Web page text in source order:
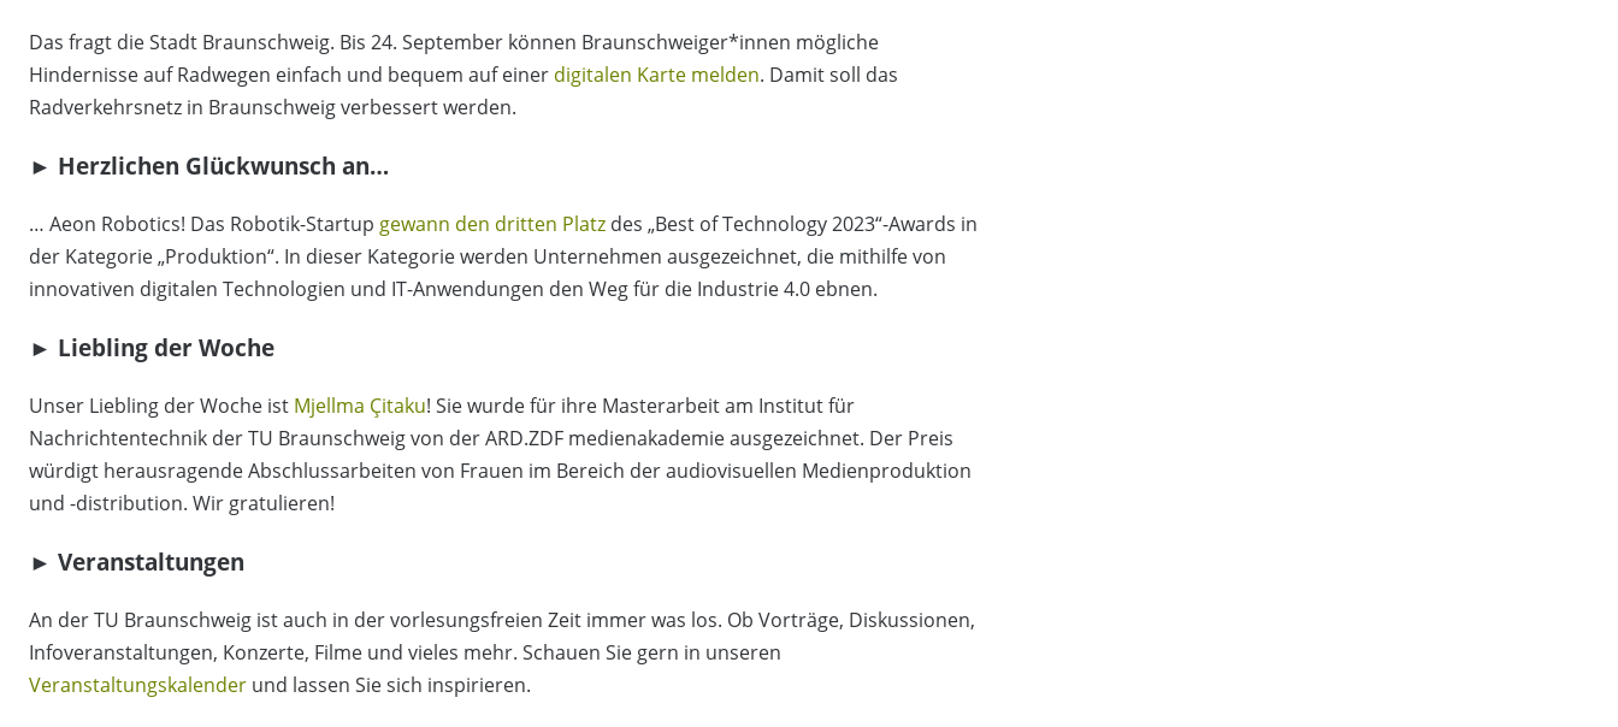
Das fragt die Stadt Braunschweig. Bis 24. September können Braunschweiger*innen mögliche
Hindernisse auf Radwegen einfach und bequem auf einer digitalen Karte melden. Damit soll das
Radverkehrsnetz in Braunschweig verbessert werden.
► Herzlichen Glückwunsch an…
… Aeon Robotics! Das Robotik-Startup gewann den dritten Platz des „Best of Technology 2023“-Awards in
der Kategorie „Produktion“. In dieser Kategorie werden Unternehmen ausgezeichnet, die mithilfe von
innovativen digitalen Technologien und IT-Anwendungen den Weg für die Industrie 4.0 ebnen.
► Liebling der Woche
Unser Liebling der Woche ist Mjellma Çitaku! Sie wurde für ihre Masterarbeit am Institut für
Nachrichtentechnik der TU Braunschweig von der ARD.ZDF medienakademie ausgezeichnet. Der Preis
würdigt herausragende Abschlussarbeiten von Frauen im Bereich der audiovisuellen Medienproduktion
und -distribution. Wir gratulieren!
► Veranstaltungen
An der TU Braunschweig ist auch in der vorlesungsfreien Zeit immer was los. Ob Vorträge, Diskussionen,
Infoveranstaltungen, Konzerte, Filme und vieles mehr. Schauen Sie gern in unseren
Veranstaltungskalender und lassen Sie sich inspirieren.